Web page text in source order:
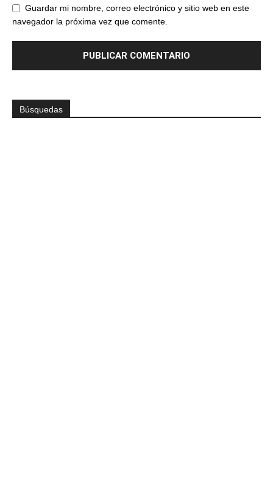
Guardar mi nombre, correo electrónico y sitio web en este
navegador la próxima vez que comente.
Búsquedas